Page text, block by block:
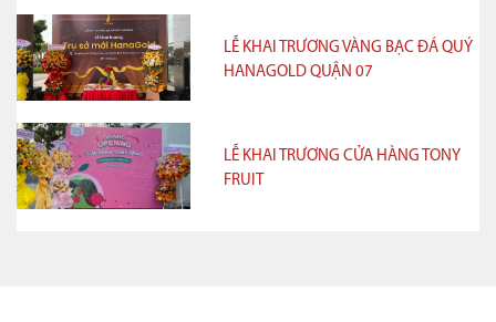
LỄ KHAI TRƯƠNG VÀNG BẠC ĐÁ QUÝ
HANAGOLD QUẬN 07
LỄ KHAI TRƯƠNG CỬA HÀNG TONY
FRUIT